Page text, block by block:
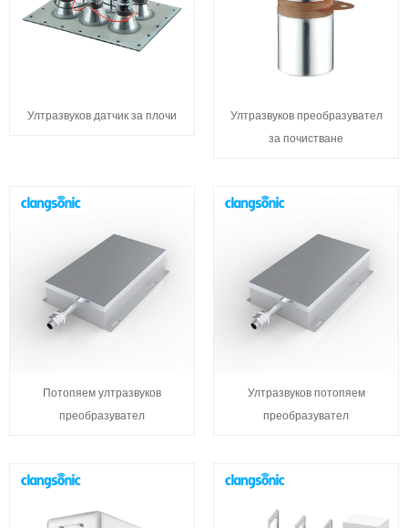
Ултразвуков датчик за плочи
Ултразвуков преобразувател
за почистване
Потопяем ултразвуков
преобразувател
Ултразвуков потопяем
преобразувател